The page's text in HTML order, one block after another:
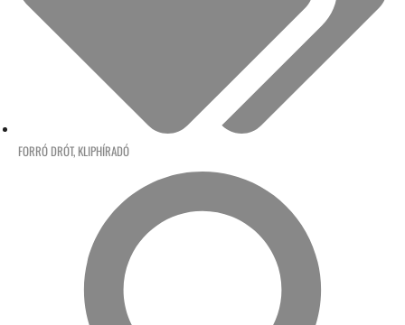
FORRÓ DRÓT, KLIPHÍRADÓ